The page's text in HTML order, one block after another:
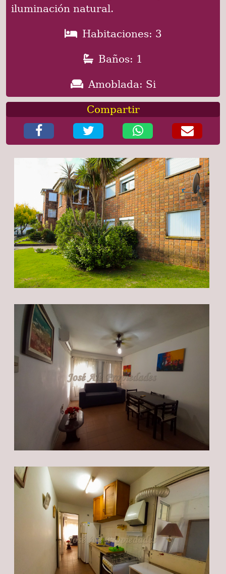
iluminación natural.
Habitaciones: 3
Baños: 1
Amoblada: Si
Compartir